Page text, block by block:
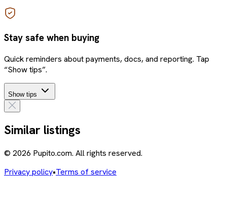
Stay safe when buying
Quick reminders about payments, docs, and reporting. Tap
“Show tips”.
Show tips
Similar listings
© 2026 Pupito.com. All rights reserved.
Privacy policy•Terms of service